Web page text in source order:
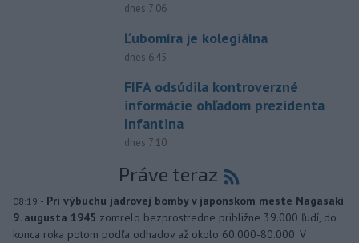
dnes 7:06
Ľubomíra je kolegiálna
dnes 6:45
FIFA odsúdila kontroverzné
informácie ohľadom prezidenta
Infantina
dnes 7:10
Práve teraz
08:19 - Pri výbuchu jadrovej bomby v japonskom meste Nagasaki
9. augusta 1945 zomrelo bezprostredne približne 39.000 ľudí, do
konca roka potom podľa odhadov až okolo 60.000-80.000. V